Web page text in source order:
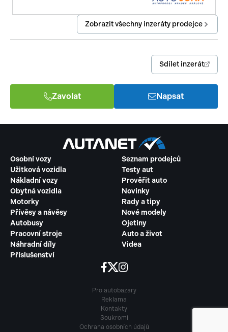
Zobrazit všechny inzeráty prodejce
Sdílet inzerát
Zavolat Napsat
Osobní vozy
Užitková vozidla
Nákladní vozy
Obytná vozidla
Motorky
Přívěsy a návěsy
Autobusy
Pracovní stroje
Náhradní díly
Příslušenství
Seznam prodejců
Testy aut
Prověřit auto
Novinky
Rady a tipy
Nové modely
Ojetiny
Auto a život
Videa
Pro autobazary
Reklama
Kontakty
Soukromí
Ochrana osobních údajů